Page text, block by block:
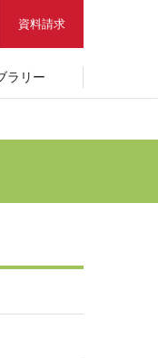
資料請求
ラリー